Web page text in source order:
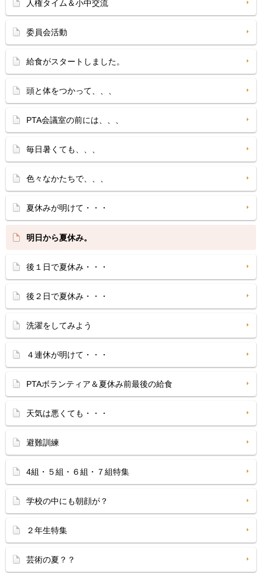
人権タイム＆小中交流
委員会活動
給食がスタートしました。
頭と体をつかって、、、
PTA会議室の前には、、、
毎日暑くても、、、
色々なかたちで、、、
夏休みが明けて・・・
明日から夏休み。
後１日で夏休み・・・
後２日で夏休み・・・
洗濯をしてみよう
４連休が明けて・・・
PTAボランティア＆夏休み前最後の給食
天気は悪くても・・・
避難訓練
4組・５組・６組・７組特集
学校の中にも朝顔が？
２年生特集
芸術の夏？？